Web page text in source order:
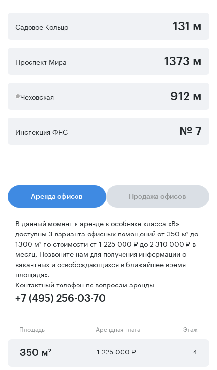
Садовое Кольцо 131 м
Проспект Мира 1373 м
Чеховская 912 м
Инспекция ФНС № 7
Аренда офисов Продажа офисов
В данный момент к аренде в особняке класса «B»
доступны 3 варианта офисных помещений от 350 м² до
1300 м² по стоимости от 1 225 000 ₽ до 2 310 000 ₽ в
месяц. Позвоните нам для получения информации о
вакантных и освобождающихся в ближайшее время
площадях.
Контактный телефон по вопросам аренды:
+7 (495) 256-03-70
Площадь Арендная плата Этаж
350 м² 1 225 000 ₽ 4